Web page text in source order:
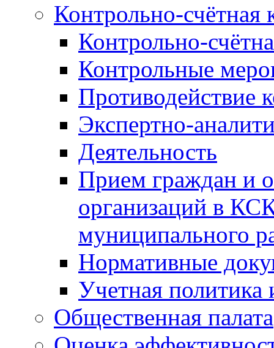
Контрольно-счётная
Контрольно-
Контрольные
Противодействие
Экспертно-
Деятельность
Прием граждан и
организаций в
муниципального
Нормативные
Учетная политика
Общественная палата